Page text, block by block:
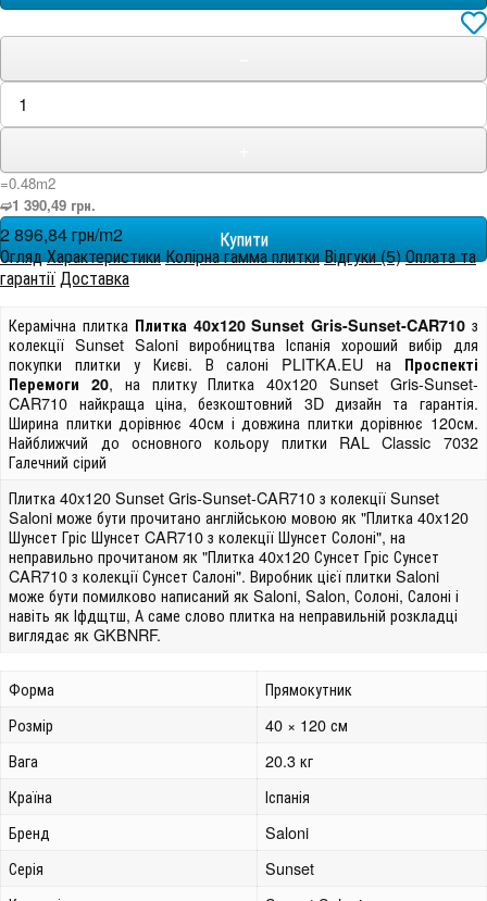
=0.48m2
➫1 390,49 грн.
2 896,84 грн/m2
ОглядХарактеристикиКолірна гамма плиткиВідгуки (5)Оплата та
гарантії Доставка
Керамічна плитка Плитка 40x120 Sunset Gris-Sunset-CAR710 з
колекції Sunset Saloni виробництва Іспанія хороший вибір для
покупки плитки у Києві. В салоні PLITKA.EU на Проспекті
Перемоги 20, на плитку Плитка 40x120 Sunset Gris-Sunset-
CAR710 найкраща ціна, безкоштовний 3D дизайн та гарантія.
Ширина плитки дорівнює 40см і довжина плитки дорівнює 120см.
Найближчий до основного кольору плитки RAL Classic 7032
Галечний сірий
Плитка 40x120 Sunset Gris-Sunset-CAR710 з колекції Sunset
Saloni може бути прочитано англійською мовою як "Плитка 40x120
Шунсет Гріс Шунсет CAR710 з колекції Шунсет Солоні", на
неправильно прочитаном як "Плитка 40x120 Сунсет Гріс Сунсет
CAR710 з колекції Сунсет Салоні". Виробник цієї плитки Saloni
може бути помилково написаний як Saloni, Salon, Солоні, Салоні і
навіть як Іфдщтш, А саме слово плитка на неправильній розкладці
виглядає як GKBNRF.
Форма
Прямокутник
Розмір
40 × 120 см
Вага
20.3 кг
Країна
Іспанія
Бренд
Saloni
Серія
Sunset